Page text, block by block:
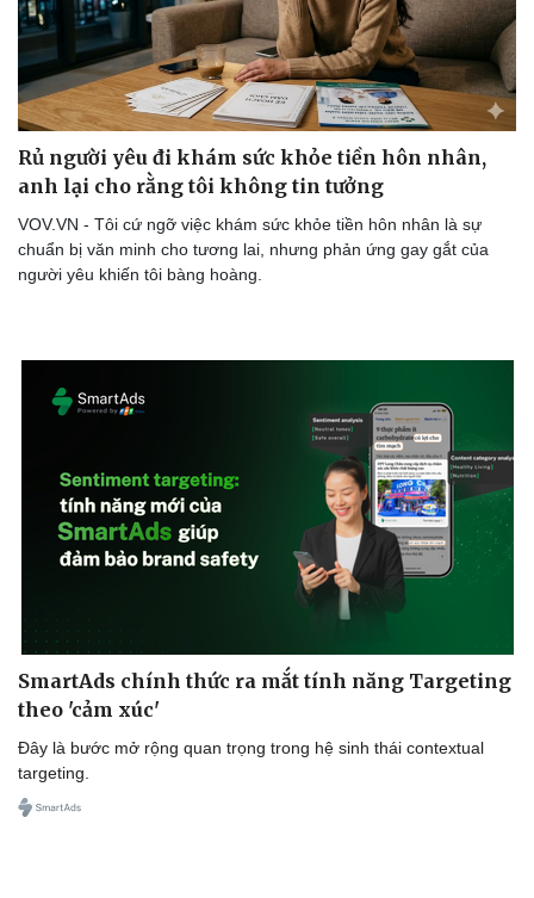
Cây thuốc
Sản phụ khoa
Nhi khoa
Nam khoa
Ăn sạch sống khỏe
Đời sống
Nhà đẹp
Tình yêu - Gia đình
Rủ người yêu đi khám sức khỏe tiền hôn nhân,
anh lại cho rằng tôi không tin tưởng
VOV.VN - Tôi cứ ngỡ việc khám sức khỏe tiền hôn nhân là sự
chuẩn bị văn minh cho tương lai, nhưng phản ứng gay gắt của
người yêu khiến tôi bàng hoàng.
SmartAds chính thức ra mắt tính năng Targeting
theo 'cảm xúc'
Đây là bước mở rộng quan trọng trong hệ sinh thái contextual
targeting.